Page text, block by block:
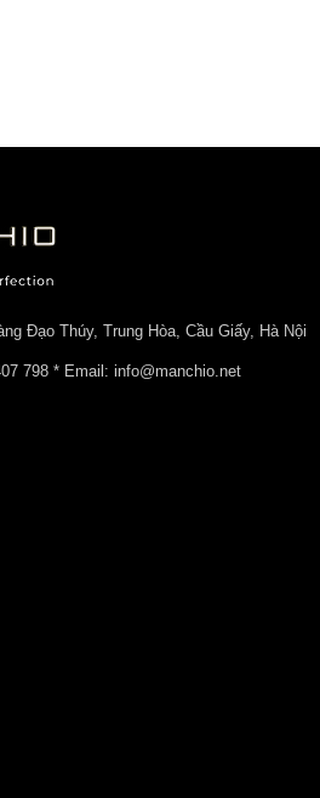
Đạo Thúy, Trung Hòa, Cầu Giấy, Hà Nội
798 * Email: info@manchio.net